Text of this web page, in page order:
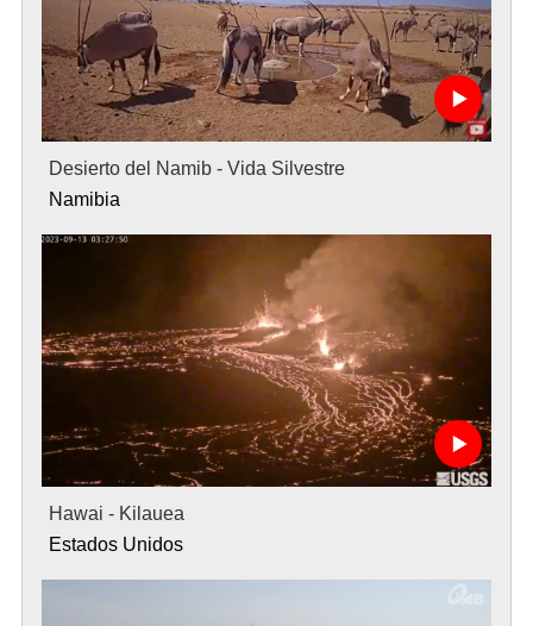
Desierto del Namib - Vida Silvestre
Namibia
Hawai - Kilauea
Estados Unidos